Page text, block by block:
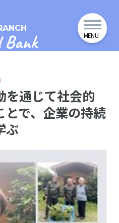
Bank MENU
を通じて社会的
で、企業の持続
ぶ